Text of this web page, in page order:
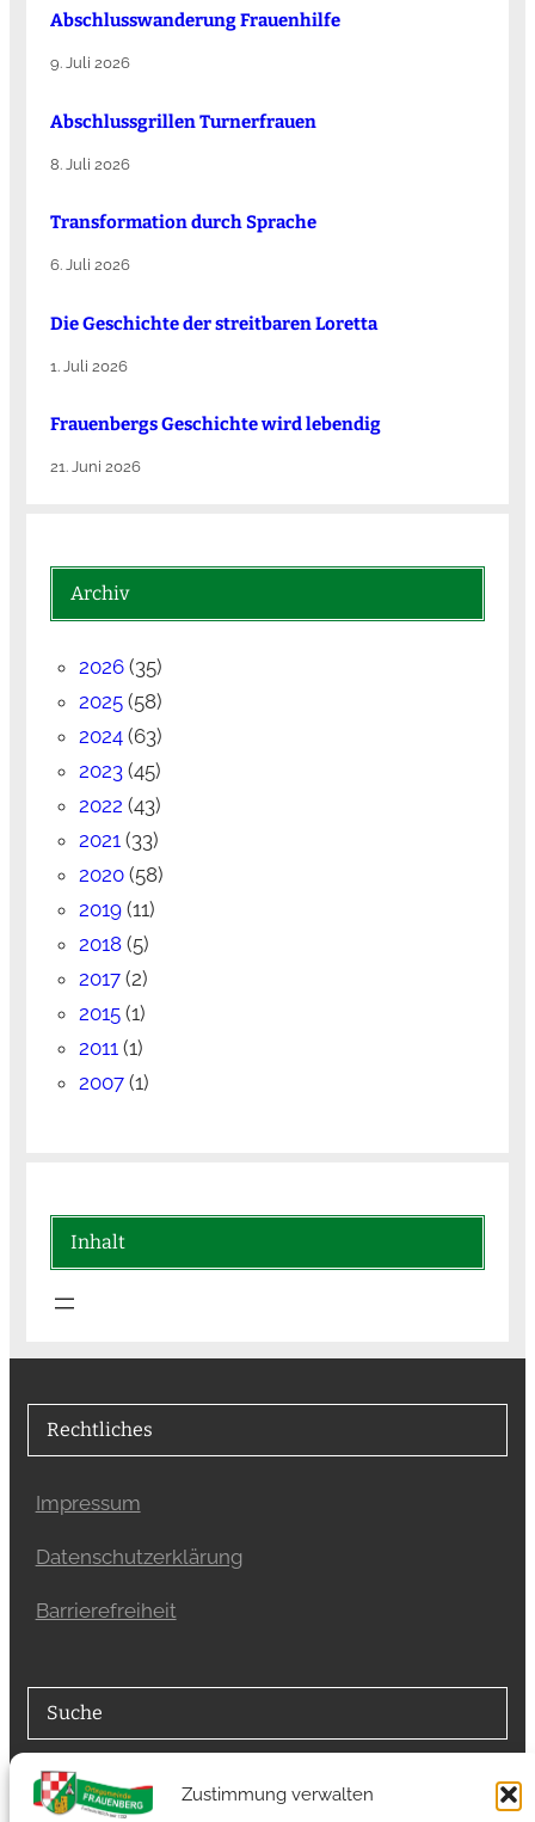
Zustimmung verwalten
Abschlusswanderung Frauenhilfe
9. Juli 2026
Abschlussgrillen Turnerfrauen
8. Juli 2026
Transformation durch Sprache
6. Juli 2026
Die Ge­schich­te der streit­ba­ren Lo­ret­ta
1. Juli 2026
Frauenbergs Geschichte wird lebendig
21. Juni 2026
Archiv
2026(35)
2025(58)
2024(63)
2023(45)
2022 (43)
2021(33)
2020(58)
2019(11)
2018(5)
2017(2)
2015(1)
2011(1)
2007(1)
Inhalt
Rechtliches
Impressum
Datenschutzerklärung
Barrierefreiheit
Suche
Suchfunktion